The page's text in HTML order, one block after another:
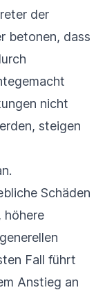
der
betonen, dass
nicht
steigen
Schäden
höhere
Fall führt
Anstieg an